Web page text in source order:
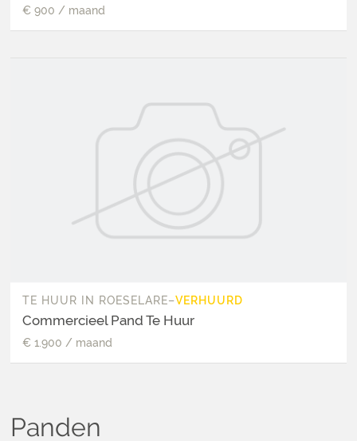
€ 900 / maand
TE HUUR IN ROESELARE–VERHUURD
Commercieel Pand Te Huur
€ 1.900 / maand
Panden